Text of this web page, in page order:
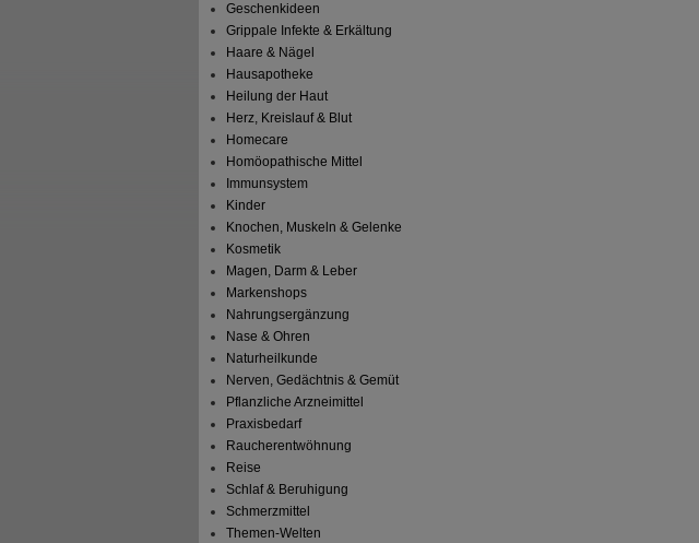
Geschenkideen
Grippale Infekte & Erkältung
Haare & Nägel
Hausapotheke
Heilung der Haut
Herz, Kreislauf & Blut
Homecare
Homöopathische Mittel
Immunsystem
Kinder
Knochen, Muskeln & Gelenke
Kosmetik
Magen, Darm & Leber
Markenshops
Nahrungsergänzung
Nase & Ohren
Naturheilkunde
Nerven, Gedächtnis & Gemüt
Pflanzliche Arzneimittel
Praxisbedarf
Raucherentwöhnung
Reise
Schlaf & Beruhigung
Schmerzmittel
Themen-Welten